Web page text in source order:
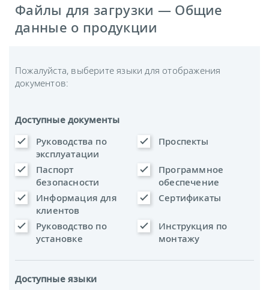
Файлы для загрузки — Общие
данные о продукции
Пожалуйста, выберите языки для отображения
документов:
Доступные документы
Руководства по
эксплуатации
Проспекты
Паспорт
безопасности
Программное
обеспечение
Информация для
клиентов
Сертификаты
Руководство по
установке
Инструкция по
монтажу
Доступные языки